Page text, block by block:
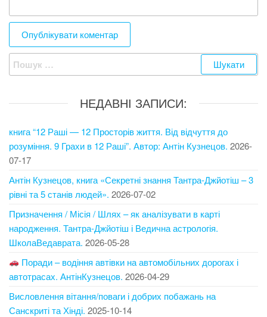
Пошук:
НЕДАВНІ ЗАПИСИ:
книга “12 Раші — 12 Просторів життя. Від відчуття до
розуміння. 9 Грахи в 12 Раші”. Автор: Антін Кузнецов. 2026-
07-17
Антін Кузнецов, книга «Секретні знання Тантра-Джйотіш – 3
рівні та 5 станів людей». 2026-07-02
Призначення / Місія / Шлях – як аналізувати в карті
народження. Тантра-Джйотіш і Ведична астрологія.
ШколаВедаврата. 2026-05-28
Поради – водіння автівки на автомобільних дорогах і
автотрасах. АнтінКузнецов. 2026-04-29
Висловлення вітання/поваги і добрих побажань на
Санскриті та Хінді. 2025-10-14